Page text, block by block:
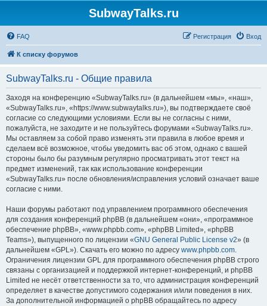
SubwayTalks.ru
FAQ Вход
Регистрация
К списку форумов
SubwayTalks.ru - Общие правила
Заходя на конференцию «SubwayTalks.ru» (в дальнейшем «мы», «наш»,
«SubwayTalks.ru», «https://www.subwaytalks.ru»), вы подтверждаете своё
согласие со следующими условиями. Если вы не согласны с ними,
пожалуйста, не заходите и не пользуйтесь форумами «SubwayTalks.ru».
Мы оставляем за собой право изменять эти правила в любое время и
сделаем всё возможное, чтобы уведомить вас об этом, однако с вашей
стороны было бы разумным регулярно просматривать этот текст на
предмет изменений, так как использование конференции
«SubwayTalks.ru» после обновления/исправления условий означает ваше
согласие с ними.
Наши форумы работают под управлением программного обеспечения
для создания конференций phpBB (в дальнейшем «они», «программное
обеспечение phpBB», «www.phpbb.com», «phpBB Limited», «phpBB
Teams»), выпущенного по лицензии «GNU General Public License v2» (в
дальнейшем «GPL»). Скачать его можно по адресу www.phpbb.com.
Ограничения лицензии GPL для программного обеспечения phpBB строго
связаны с организацией и поддержкой интернет-конференций, и phpBB
Limited не несёт ответственности за то, что администрация конференций
определяет в качестве допустимого содержания и/или поведения в них.
За дополнительной информацией о phpBB обращайтесь по адресу